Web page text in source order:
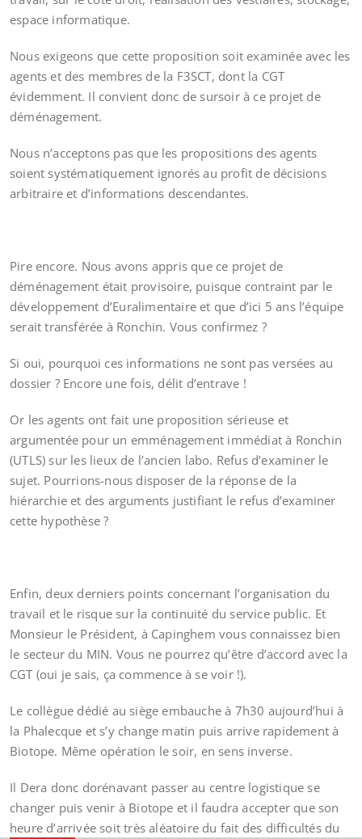
espace informatique.
Nous exigeons que cette proposition soit examinée avec les
agents et des membres de la F3SCT, dont la CGT
évidemment. Il convient donc de sursoir à ce projet de
déménagement.
Nous n’acceptons pas que les propositions des agents
soient systématiquement ignorés au profit de décisions
arbitraire et d’informations descendantes.
Pire encore. Nous avons appris que ce projet de
déménagement était provisoire, puisque contraint par le
développement d’Euralimentaire et que d’ici 5 ans l’équipe
serait transférée à Ronchin. Vous confirmez ?
Si oui, pourquoi ces informations ne sont pas versées au
dossier ? Encore une fois, délit d’entrave !
Or les agents ont fait une proposition sérieuse et
argumentée pour un emménagement immédiat à Ronchin
(UTLS) sur les lieux de l’ancien labo. Refus d’examiner le
sujet. Pourrions-nous disposer de la réponse de la
hiérarchie et des arguments justifiant le refus d’examiner
cette hypothèse ?
Enfin, deux derniers points concernant l’organisation du
travail et le risque sur la continuité du service public. Et
Monsieur le Président, à Capinghem vous connaissez bien
le secteur du MIN. Vous ne pourrez qu’être d’accord avec la
CGT (oui je sais, ça commence à se voir !).
Le collègue dédié au siège embauche à 7h30 aujourd’hui à
la Phalecque et s’y change matin puis arrive rapidement à
Biotope. Même opération le soir, en sens inverse.
Il Dera donc dorénavant passer au centre logistique se
changer puis venir à Biotope et il faudra accepter que son
heure d’arrivée soit très aléatoire du fait des difficultés du